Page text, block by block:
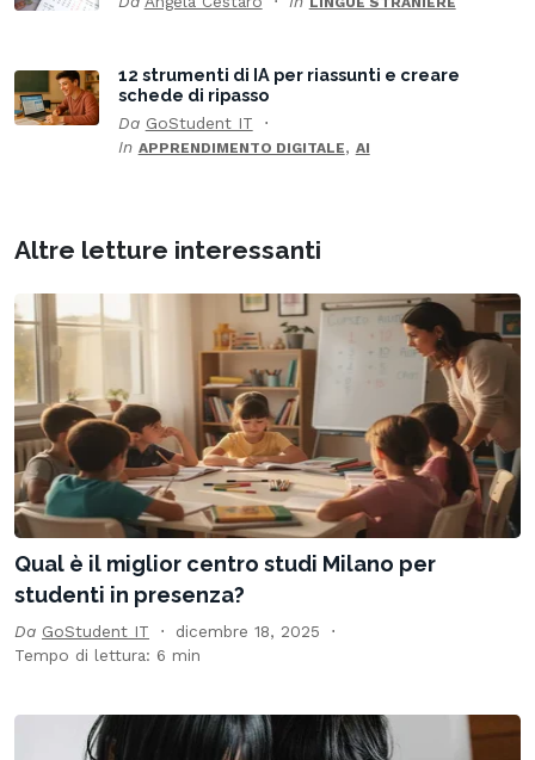
12 strumenti di IA per riassunti e creare
schede di ripasso
Da GoStudent IT
In APPRENDIMENTO DIGITALE, AI
Altre letture interessanti
Qual è il miglior centro studi Milano per
studenti in presenza?
Da GoStudent IT
dicembre 18, 2025
Tempo di lettura: 6 min